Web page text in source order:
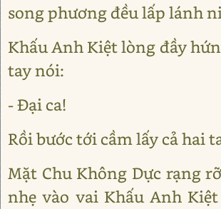
song phương đều lấp lánh
Khấu Anh Kiệt lòng đầy
tay nói:
- Đại ca!
Rồi bước tới cầm lấy cả hai
Mặt Chu Không Dực rạng
nhẹ vào vai Khấu Anh